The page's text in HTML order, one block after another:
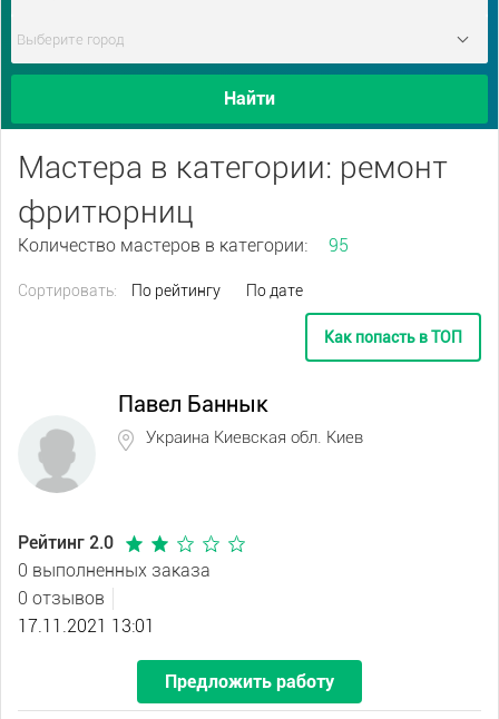
Найти
Мастера в категории: ремонт
фритюрниц
Количество мастеров в категории: 95
Сортировать: По рейтингу По дате
Как попасть в ТОП
Павел Баннык
Украина Киевская обл. Киев
Рейтинг 2.0
0 выполненных заказа
0 отзывов
17.11.2021 13:01
Предложить работу